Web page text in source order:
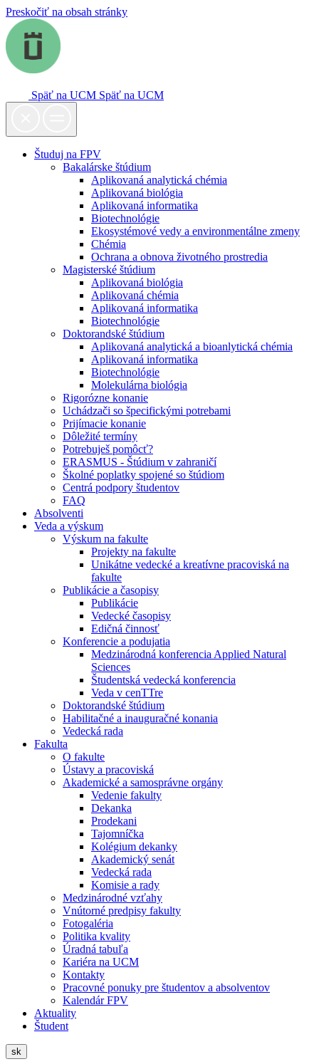
Preskočiť na obsah stránky
Späť na UCM Späť na UCM
Študuj na FPV
Bakalárske štúdium
Aplikovaná analytická chémia
Aplikovaná biológia
Aplikovaná informatika
Biotechnológie
Ekosystémové vedy a environmentálne zmeny
Chémia
Ochrana a obnova životného prostredia
Magisterské štúdium
Aplikovaná biológia
Aplikovaná chémia
Aplikovaná informatika
Biotechnológie
Doktorandské štúdium
Aplikovaná analytická a bioanlytická chémia
Aplikovaná informatika
Biotechnológie
Molekulárna biológia
Rigorózne konanie
Uchádzači so špecifickými potrebami
Prijímacie konanie
Dôležité termíny
Potrebuješ pomôcť?
ERASMUS - Štúdium v zahraničí
Školné poplatky spojené so štúdiom
Centrá podpory študentov
FAQ
Absolventi
Veda a výskum
Výskum na fakulte
Projekty na fakulte
Unikátne vedecké a kreatívne pracoviská na
fakulte
Publikácie a časopisy
Publikácie
Vedecké časopisy
Edičná činnosť
Konferencie a podujatia
Medzinárodná konferencia Applied Natural
Sciences
Študentská vedecká konferencia
Veda v cenTTre
Doktorandské štúdium
Habilitačné a inauguračné konania
Vedecká rada
Fakulta
O fakulte
Ústavy a pracoviská
Akademické a samosprávne orgány
Vedenie fakulty
Dekanka
Prodekani
Tajomníčka
Kolégium dekanky
Akademický senát
Vedecká rada
Komisie a rady
Medzinárodné vzťahy
Vnútorné predpisy fakulty
Fotogaléria
Politika kvality
Úradná tabuľa
Kariéra na UCM
Kontakty
Pracovné ponuky pre študentov a absolventov
Kalendár FPV
Aktuality
Študent
sk